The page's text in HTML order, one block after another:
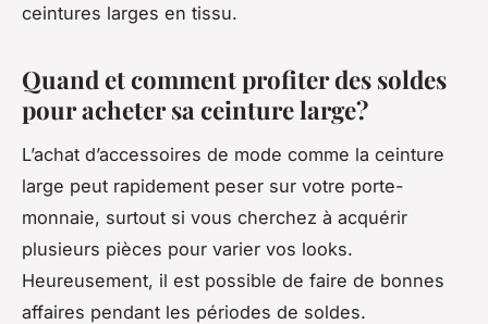
ceintures larges en tissu.
Quand et comment profiter des soldes
pour acheter sa ceinture large?
L’achat d’accessoires de mode comme la ceinture
large peut rapidement peser sur votre porte-
monnaie, surtout si vous cherchez à acquérir
plusieurs pièces pour varier vos looks.
Heureusement, il est possible de faire de bonnes
affaires pendant les périodes de soldes.